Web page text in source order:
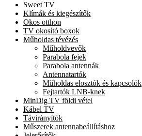
Sweet TV
Klímák és kiegészítők
Okos otthon
TV okosító boxok
Műholdas tévézés
Műholdvevők
Parabola fejek
Parabola antennák
Antennatartók
Műholdas elosztók és kapcsolók
Fejtartók LNB-knek
MinDig TV földi vétel
Kábel TV
Távirányítók
Műszerek antennabeállításhoz